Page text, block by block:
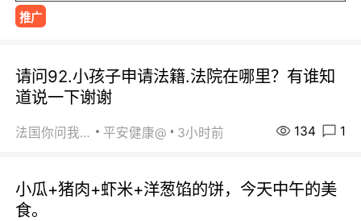
推广
请问92.小孩子申请法籍.法院在哪里？有谁知
道说一下谢谢
法国你问我答 平安健康@ 3小时前 134 1
小瓜+猪肉+虾米+洋葱馅的饼，今天中午的美
食。